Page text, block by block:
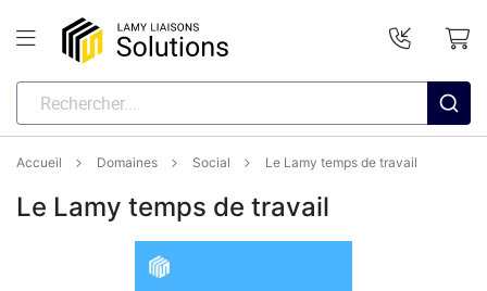
Accueil Domaines Social Le Lamy temps de travail
Le Lamy temps de travail